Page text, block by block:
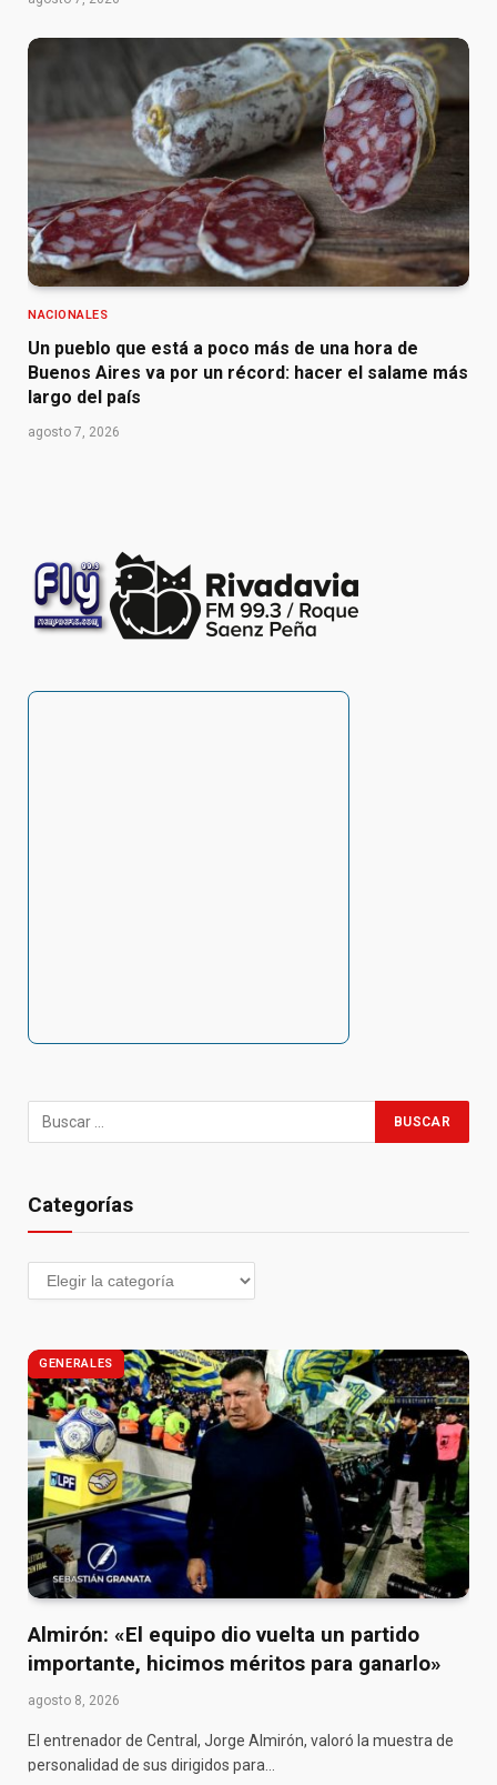
NACIONALES
Un pueblo que está a poco más de una hora de
Buenos Aires va por un récord: hacer el salame más
largo del país
agosto 7, 2026
Categorías
GENERALES
Almirón: «El equipo dio vuelta un partido
importante, hicimos méritos para ganarlo»
agosto 8, 2026
El entrenador de Central, Jorge Almirón, valoró la muestra de
personalidad de sus dirigidos para…